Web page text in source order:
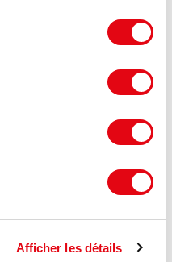
Afficher les détails